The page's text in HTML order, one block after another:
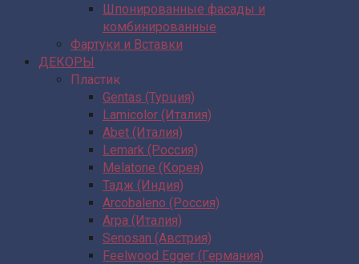
Шпонированные фасады и
комбинированные
Фартуки и Вставки
ДЕКОРЫ
Пластик
Gentas (Турция)
Lamicolor (Италия)
Abet (Италия)
Lemark (Россия)
Melatone (Корея)
Тадж (Индия)
Arcobaleno (Россия)
Arpa (Италия)
Senosan (Австрия)
Feelwood Egger (Германия)